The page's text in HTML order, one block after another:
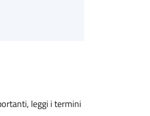
leggi i termini